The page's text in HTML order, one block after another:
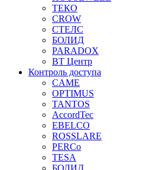
ТЕКО
CROW
СТЕЛС
БОЛИД
PARADOX
ВТ Центр
Контроль доступа
CAME
OPTIMUS
TANTOS
AccordTec
EBELCO
ROSSLARE
PERCo
TESA
БОЛИД